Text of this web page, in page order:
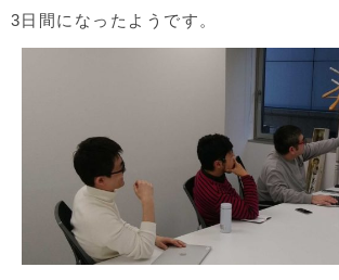
3日間になったようです。